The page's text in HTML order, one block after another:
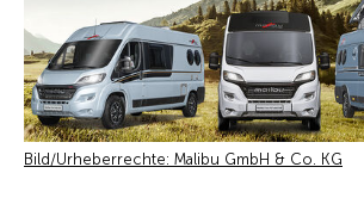
Bild/Urheberrechte: Malibu GmbH & Co. KG